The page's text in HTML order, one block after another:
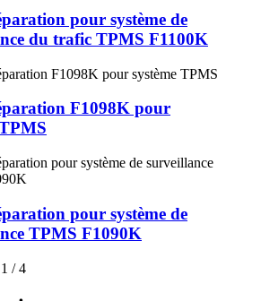
pour système de
du trafic TPMS F1100K
F1098K pour
pour système de
TPMS F1090K
/ 4